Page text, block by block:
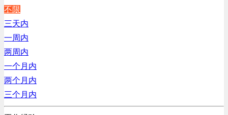
程序/语言开发类
行政/后勤/文秘类
销售类
人力资源类
互联网/电子商务/游戏类
建筑装潢/市政建设类
通信/移动互联网/手机类
技工/维修类
不限
三天内
一周内
两周内
一个月内
两个月内
三个月内